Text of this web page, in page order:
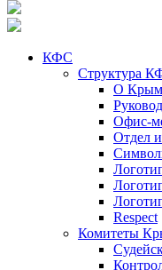
КФС
Структура
О
Офис-
Отдел
Respect
Комитеты